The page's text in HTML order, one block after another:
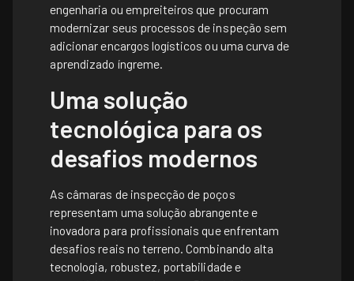
engenharia ou empreiteiros que procuram
modernizar seus processos de inspeção sem
adicionar encargos logísticos ou uma curva de
aprendizado íngreme.
Uma solução
tecnológica para os
desafios modernos
As câmaras de inspecção de poços
representam uma solução abrangente e
inovadora para profissionais que enfrentam
desafios reais no terreno. Combinando alta
tecnologia, robustez, portabilidade e